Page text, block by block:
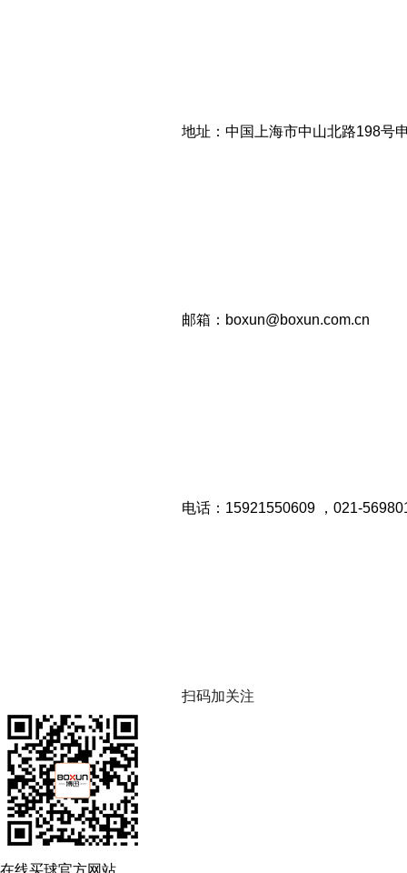
地址：中国上海市中山北路198号
邮箱：boxun@boxun.com.cn
电话：15921550609 ，021-
扫码加关注
在线买球官方网站